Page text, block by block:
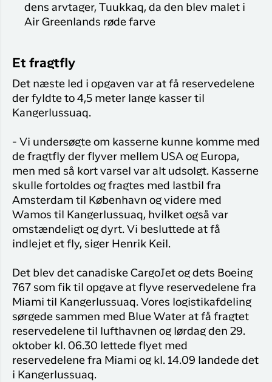
dens arvtager, Tuukkaq, da den blev malet i
Air Greenlands røde farve
Et fragtfly
Det næste led i opgaven var at få reservedelene
der fyldte to 4,5 meter lange kasser til
Kangerlussuaq.
- Vi undersøgte om kasserne kunne komme med
de fragtfly der flyver mellem USA og Europa,
men med så kort varsel var alt udsolgt. Kasserne
skulle fortoldes og fragtes med lastbil fra
Amsterdam til København og videre med
Wamos til Kangerlussuaq, hvilket også var
omstændeligt og dyrt. Vi besluttede at få
indlejet et fly, siger Henrik Keil.
Det blev det canadiske CargoJet og dets Boeing
767 som fik til opgave at flyve reservedelene fra
Miami til Kangerlussuaq. Vores logistikafdeling
sørgede sammen med Blue Water at få fragtet
reservedelene til lufthavnen og lørdag den 29.
oktober kl. 06.30 lettede flyet med
reservedelene fra Miami og kl. 14.09 landede det
i Kangerlussuaq.